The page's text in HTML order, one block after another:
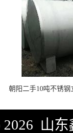
朝阳二手10吨不锈
山